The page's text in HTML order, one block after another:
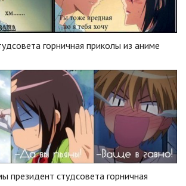
горничная приколы из аниме
президент студсовета горничная